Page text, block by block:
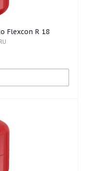
Flexcon R 18